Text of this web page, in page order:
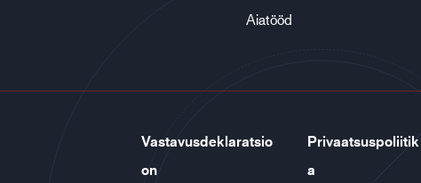
Aiatööd
Vastavusdeklaratsio
on
Privaatsuspoliitik
a